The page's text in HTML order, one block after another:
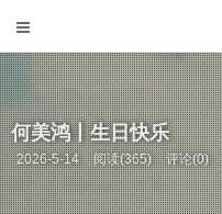
何美鸿丨生日快乐
2026-5-14 阅读(365) 评论(0)